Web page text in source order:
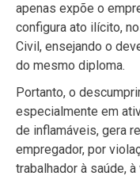
apenas expõe o
configura ato ilícito,
Civil, ensejando o
do mesmo diploma.
Portanto, o
especialmente em
de inflamáveis, gera
empregador, por
trabalhador à saúde,